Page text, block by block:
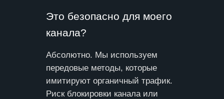
Это безопасно для моего
канала?
Абсолютно. Мы используем
передовые методы, которые
имитируют органичный трафик.
Риск блокировки канала или